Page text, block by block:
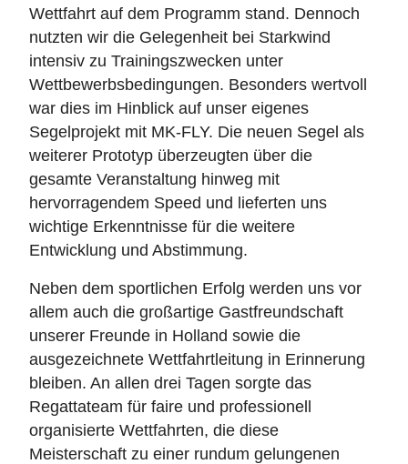
Wettfahrt auf dem Programm stand. Dennoch
nutzten wir die Gelegenheit bei Starkwind
intensiv zu Trainingszwecken unter
Wettbewerbsbedingungen. Besonders wertvoll
war dies im Hinblick auf unser eigenes
Segelprojekt mit MK-FLY. Die neuen Segel als
weiterer Prototyp überzeugten über die
gesamte Veranstaltung hinweg mit
hervorragendem Speed und lieferten uns
wichtige Erkenntnisse für die weitere
Entwicklung und Abstimmung.
Neben dem sportlichen Erfolg werden uns vor
allem auch die großartige Gastfreundschaft
unserer Freunde in Holland sowie die
ausgezeichnete Wettfahrtleitung in Erinnerung
bleiben. An allen drei Tagen sorgte das
Regattateam für faire und professionell
organisierte Wettfahrten, die diese
Meisterschaft zu einer rundum gelungenen